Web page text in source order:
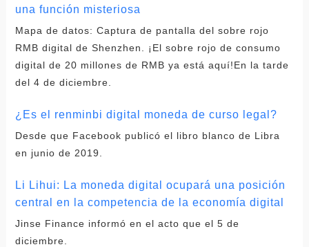
una función misteriosa
Mapa de datos: Captura de pantalla del sobre rojo
RMB digital de Shenzhen. ¡El sobre rojo de consumo
digital de 20 millones de RMB ya está aquí!En la tarde
del 4 de diciembre.
¿Es el renminbi digital moneda de curso legal?
Desde que Facebook publicó el libro blanco de Libra
en junio de 2019.
Li Lihui: La moneda digital ocupará una posición
central en la competencia de la economía digital
Jinse Finance informó en el acto que el 5 de
diciembre.